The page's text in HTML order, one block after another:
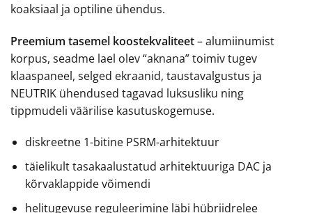
koaksiaal ja optiline ühendus.
Preemium tasemel koostekvaliteet– alumiinumist
korpus, seadme lael olev “aknana” toimiv tugev
klaaspaneel, selged ekraanid, taustavalgustus ja
NEUTRIK ühendused tagavad luksusliku ning
tippmudeli väärilise kasutuskogemuse.
diskreetne 1-bitine PSRM-arhitektuur
täielikult tasakaalustatud arhitektuuriga DAC ja
kõrvaklappide võimendi
helitugevuse reguleerimine läbi hübriidrelee